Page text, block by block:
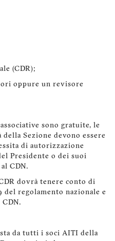
(CDR);
oppure un revisore
sono gratuite, le
Sezione devono essere
di autorizzazione
Presidente o dei suoi
CDN.
dovrà tenere conto di
regolamento nazionale e
da tutti i soci AITI della